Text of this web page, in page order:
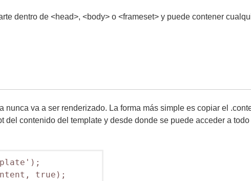
dentro de <head>, <body> o <frameset> y puede contener
nunca va a ser renderizado. La forma más simple es copiar el
del contenido del template y desde donde se puede acceder a
true);